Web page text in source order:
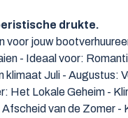
drukte.
jouw
- Ideaal voor:
Juli - Augustus:
Lokale Geheim -
van de Zomer